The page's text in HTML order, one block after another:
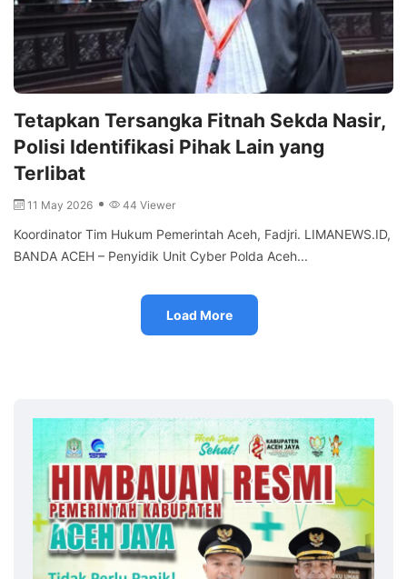
Tetapkan Tersangka Fitnah Sekda Nasir,
Polisi Identifikasi Pihak Lain yang
Terlibat
11 May 2026 44 Viewer
Koordinator Tim Hukum Pemerintah Aceh, Fadjri. LIMANEWS.ID,
BANDA ACEH – Penyidik Unit Cyber Polda Aceh...
Load More